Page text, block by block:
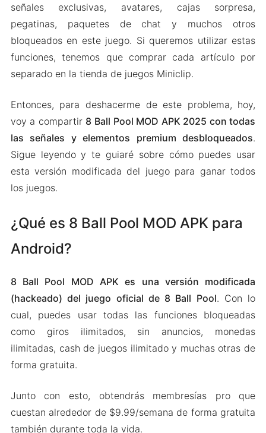
señales exclusivas, avatares, cajas sorpresa,
pegatinas, paquetes de chat y muchos otros
bloqueados en este juego. Si queremos utilizar estas
funciones, tenemos que comprar cada artículo por
separado en la tienda de juegos Miniclip.
Entonces, para deshacerme de este problema, hoy,
voy a compartir 8 Ball Pool MOD APK 2025 con todas
las señales y elementos premium desbloqueados.
Sigue leyendo y te guiaré sobre cómo puedes usar
esta versión modificada del juego para ganar todos
los juegos.
¿Qué es 8 Ball Pool MOD APK para
Android?
8 Ball Pool MOD APK es una versión modificada
(hackeado) del juego oficial de 8 Ball Pool. Con lo
cual, puedes usar todas las funciones bloqueadas
como giros ilimitados, sin anuncios, monedas
ilimitadas, cash de juegos ilimitado y muchas otras de
forma gratuita.
Junto con esto, obtendrás membresías pro que
cuestan alrededor de $9.99/semana de forma gratuita
también durante toda la vida.